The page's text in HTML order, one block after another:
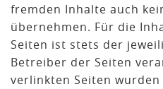
fremden Inhalte auch
übernehmen. Für die
Seiten ist stets der
Betreiber der Seiten
verlinkten Seiten